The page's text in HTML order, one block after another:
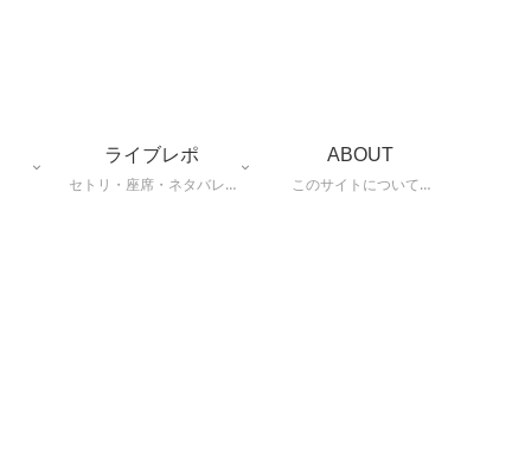
ライブレポ
セトリ・座席・ネタバレ…
ABOUT
このサイトについて…